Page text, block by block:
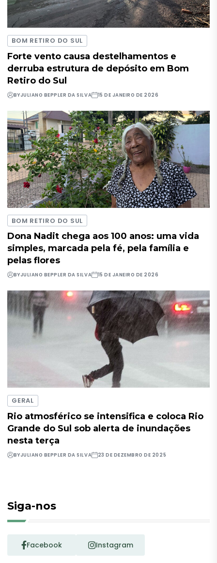
BOM RETIRO DO SUL
Forte vento causa destelhamentos e
derruba estrutura de depósito em Bom
Retiro do Sul
BYJULIANO BEPPLER DA SILVA 15 DE JANEIRO DE 2026
BOM RETIRO DO SUL
Dona Nadit chega aos 100 anos: uma vida
simples, marcada pela fé, pela família e
pelas flores
BYJULIANO BEPPLER DA SILVA 15 DE JANEIRO DE 2026
GERAL
Rio atmosférico se intensifica e coloca Rio
Grande do Sul sob alerta de inundações
nesta terça
BYJULIANO BEPPLER DA SILVA 23 DE DEZEMBRO DE 2025
Siga-nos
Facebook Instagram